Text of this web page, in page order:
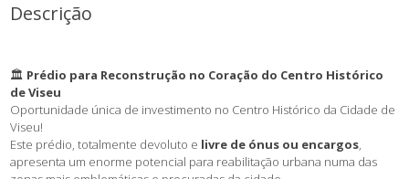
Descrição
🏛️ Prédio para Reconstrução no Coração do Centro Histórico
de Viseu
Oportunidade única de investimento no Centro Histórico da Cidade de
Viseu!
Este prédio, totalmente devoluto e livre de ónus ou encargos,
apresenta um enorme potencial para reabilitação urbana numa das